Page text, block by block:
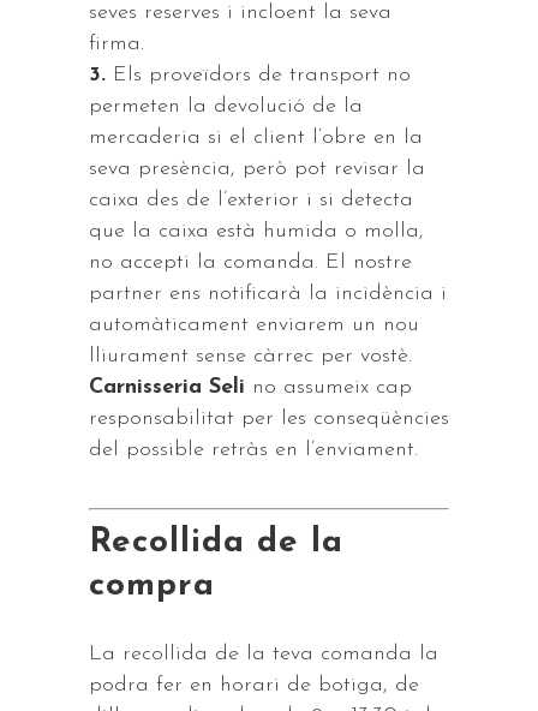
seves reserves i incloent la seva
firma.
3. Els proveïdors de transport no
permeten la devolució de la
mercaderia si el client l’obre en la
seva presència, però pot revisar la
caixa des de l’exterior i si detecta
que la caixa està humida o molla,
no accepti la comanda. El nostre
partner ens notificarà la incidència i
automàticament enviarem un nou
lliurament sense càrrec per vostè.
Carnisseria Seli no assumeix cap
responsabilitat per les conseqüències
del possible retràs en l’enviament.
Recollida de la
compra
La recollida de la teva comanda la
podra fer en horari de botiga, de